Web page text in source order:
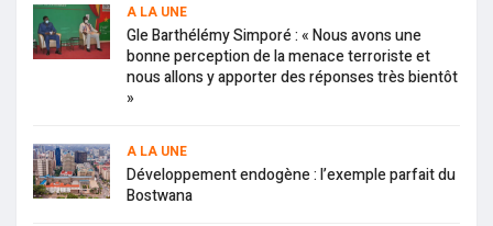
A LA UNE
Gle Barthélémy Simporé : « Nous avons une
bonne perception de la menace terroriste et
nous allons y apporter des réponses très bientôt
»
A LA UNE
Développement endogène : l’exemple parfait du
Bostwana